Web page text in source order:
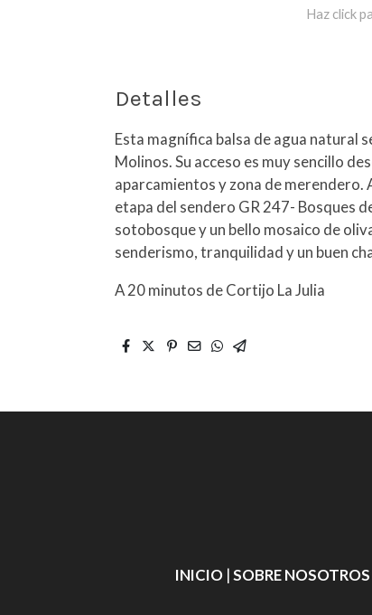
Haz click
Detalles
Esta magnífica balsa de agua natural
Molinos. Su acceso es muy sencillo
aparcamientos y zona de merendero.
etapa del sendero GR 247- Bosques
sotobosque y un bello mosaico de
senderismo, tranquilidad y un buen
A 20 minutos de Cortijo La Julia
INICIO |SOBRE NOSOTROS